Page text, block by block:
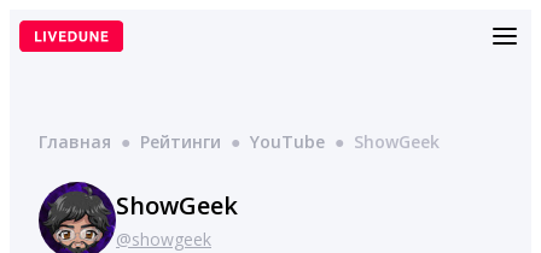
Перейти
Главная ● Рейтинги ● YouTube ● ShowGeek
ShowGeek
@showgeek